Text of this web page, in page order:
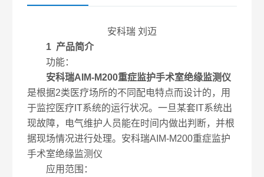
安科瑞 刘迈
1 产品简介
功能：
安科瑞AIM-M200重症监护手术室绝缘监测仪
是根据2类医疗场所的不同配电特点而设计的，用
于监控医疗IT系统的运行状况。一旦某套IT系统出
现故障，电气维护人员能在时间内做出判断，并根
据现场情况进行处理。安科瑞AIM-M200重症监护
手术室绝缘监测仪
应用范围：